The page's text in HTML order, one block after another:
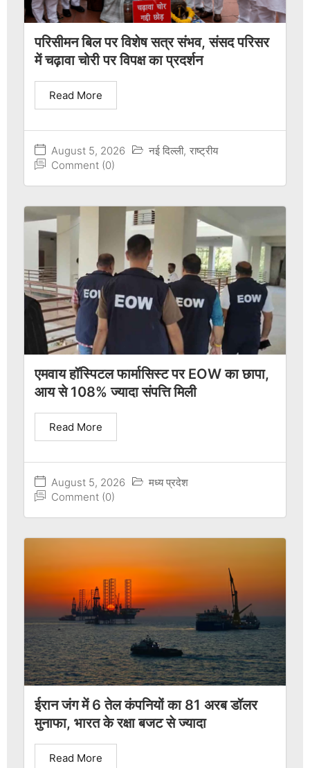
परिसीमन बिल पर विशेष सत्र संभव, संसद परिसर
में चढ़ावा चोरी पर विपक्ष का प्रदर्शन
August 5, 2026 नई दिल्ली, राष्ट्रीय
Comment (0)
Read More
एमवाय हॉस्पिटल फार्मासिस्ट पर EOW का छापा,
आय से 108% ज्यादा संपत्ति मिली
August 5, 2026
मध्य प्रदेश
Comment (0)
Read More
ईरान जंग में 6 तेल कंपनियों का 81 अरब डॉलर
मुनाफा, भारत के रक्षा बजट से ज्यादा
Read More